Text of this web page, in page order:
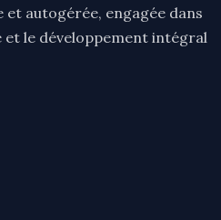
autogérée, engagée dans
le développement intégral